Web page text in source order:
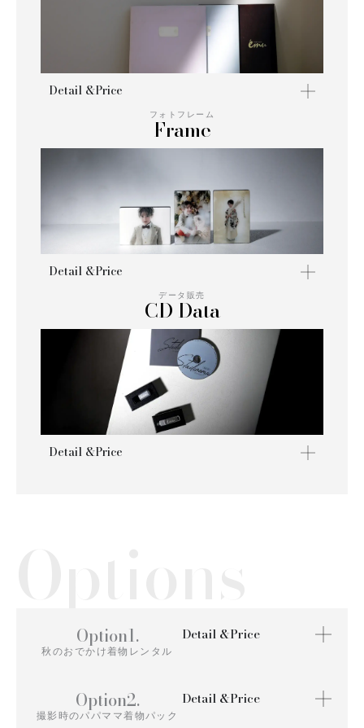
Detail &Price
フォトフレーム
Frame
Detail &Price
データ販売
CD Data
Detail &Price
Option1.
秋のおでかけ着物レンタル
Detail &Price
Option2.
撮影時のパパママ着物パック
Detail &Price